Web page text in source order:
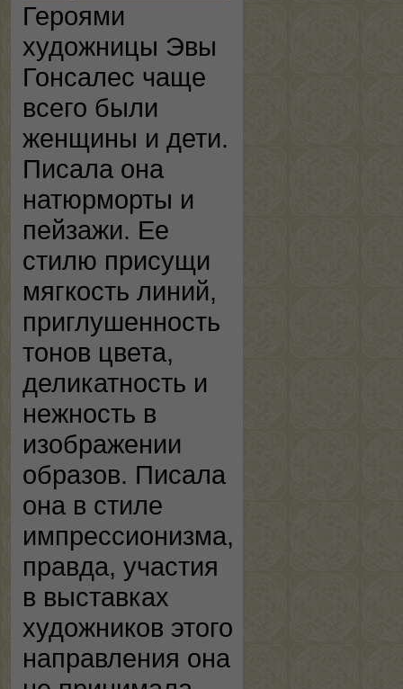
Героями
художницы Эвы
Гонсалес чаще
всего были
женщины и дети.
Писала она
натюрморты и
пейзажи. Ее
стилю присущи
мягкость линий,
приглушенность
тонов цвета,
деликатность и
нежность в
изображении
образов. Писала
она в стиле
импрессионизма,
правда, участия
в выставках
художников этого
направления она